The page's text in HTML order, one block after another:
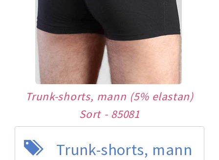
Trunk-shorts, mann (5% elastan)
Sort - 85081
Trunk-shorts, mann